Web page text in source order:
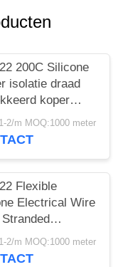
200C Silicone
isolatie draad
koper
2/m MOQ:1000 meter
Flexible
Electrical Wire
Rood Zwart
2/m MOQ:1000 meter